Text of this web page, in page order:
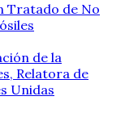
Tratado de No
de la
Relatora de
Unidas